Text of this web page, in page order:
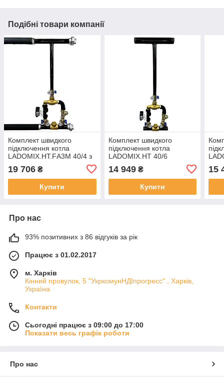
Подібні товари компанії
Комплект швидкого
підключення котла
LADOMIX.HT.FА3M 40/4 з
змішувальний вузол 55°C,
Dn40 (1 1/2") KVANT
19 706 ₴
Купити
Комплект швидкого
підключення котла
LADOMIX.HT 40/6
термозмішувальний вузол
55°C, Dn40 (1 1/2") KVANT
14 949₴
Купити
15
Про нас
93% позитивних з 86 відгуків за рік
Працює з 01.02.2017
м. Харків
Кінний провулок, 5 "УкркомунНДІпрогресс" , Харків,
Україна
Контакти
Сьогодні працює з 09:00 до 17:00
Показати весь графік роботи
Про нас